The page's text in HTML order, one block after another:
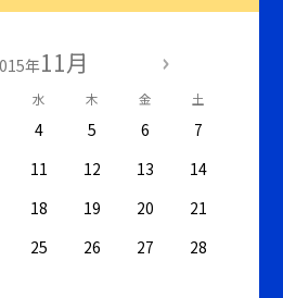
年11月
水 木 金 土
4 5 6
7
11 12 13
14
18 19 20
21
25 26 27
28